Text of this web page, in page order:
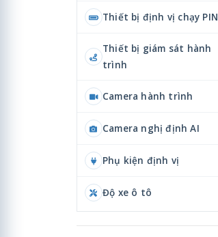
Thiết bị định vị chạy PIN
Thiết bị giám sát hành
trình
Camera hành trình
Camera nghị định AI
Phụ kiện định vị
Độ xe ô tô